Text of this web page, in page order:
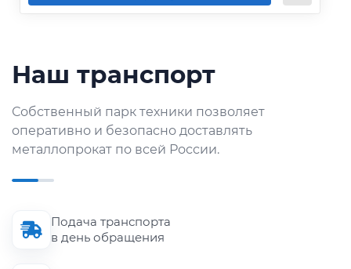
Наш транспорт
Собственный парк техники позволяет
оперативно и безопасно доставлять
металлопрокат по всей России.
Подача транспорта
в день обращения